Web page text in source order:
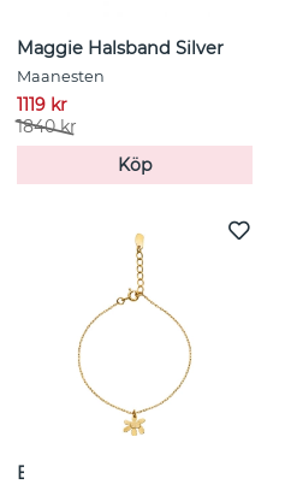
Maggie Halsband Silver
Maanesten
1119 kr
1840 kr
Köp
Berta Armband Guld